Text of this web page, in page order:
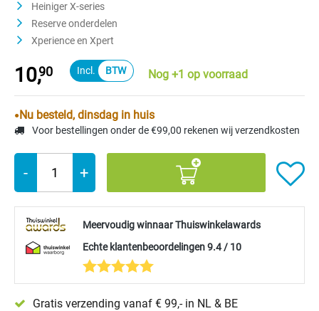
Heiniger X-series
Reserve onderdelen
Xperience en Xpert
10,90 Nog +1 op voorraad
Nu besteld, dinsdag in huis
Voor bestellingen onder de €99,00 rekenen wij verzendkosten
- +
Meervoudig winnaar Thuiswinkelawards
Echte klantenbeoordelingen 9.4 / 10
Gratis verzending vanaf € 99,- in NL & BE